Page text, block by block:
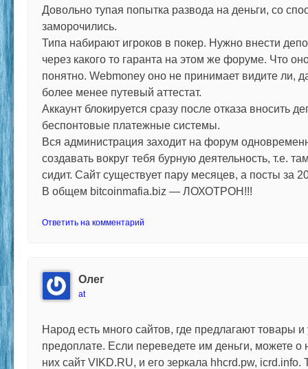
Довольно тупая попытка развода на деньги, со
заморочились.
Типа набирают игроков в покер. Нужно внести
через какого то гаранта на этом же форуме. Что
понятно. Webmoney оно не принимает видите ли,
более менее путевый аттестат.
Аккаунт блокируется сразу после отказа вносить
беспонтовые платежные системы.
Вся администрация заходит на форум
создавать вокруг тебя бурную деятельность, т.е.
сидит. Сайт существует пару месяцев, а посты за
В общем bitcoinmafia.biz — ЛОХОТРОН!!!
Ответить на комментарий
Олег
at
Народ есть много сайтов, где предлагают товары
предоплате. Если переведете им деньги, можете о
них сайт VIKD.RU, и его зеркала hhcrd.pw,